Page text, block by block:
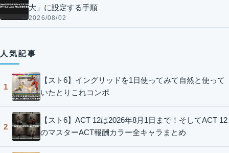
大」に設定する手順
2026/08/02
人気記事
1
【スト6】イングリッドを1日使ってみて自然と使って
いたとりこれコンボ
2
【スト6】ACT 12は2026年8月1日まで！そしてACT 12
のマスターACT報酬カラー全キャラまとめ